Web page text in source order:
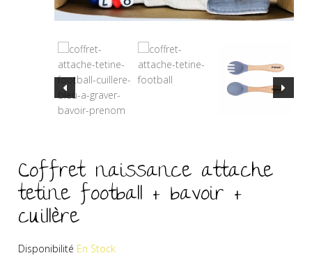
Coffret naissance attache
tetine football + bavoir +
cuillère
Disponibilité En Stock